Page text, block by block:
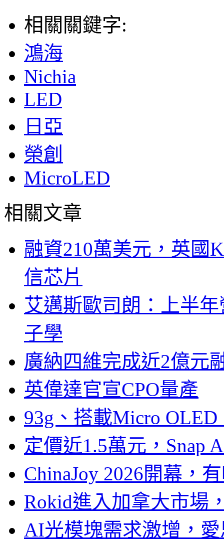
相關關鍵字:
鴻海
Nichia
LED
日亞
榮創
MicroLED
相關文章
融資210萬美元，英國
信芯片
艾邁斯歐司朗：上半
子學
廣納四維完成近2億元
英偉達官宣CPO量產
93g、搭載Micro
定價近1.5萬元，Snap
ChinaJoy 2026開幕，
Rokid進入加拿大市場
AI光模塊需求激增，